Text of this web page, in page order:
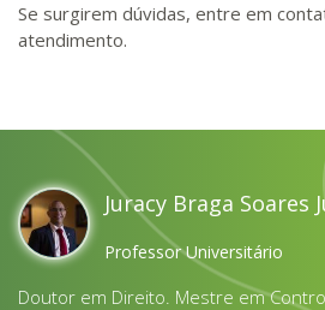
Se surgirem dúvidas, entre em
atendimento.
Juracy Braga Soares
Professor Universitário
Doutor em Direito. Mestre em